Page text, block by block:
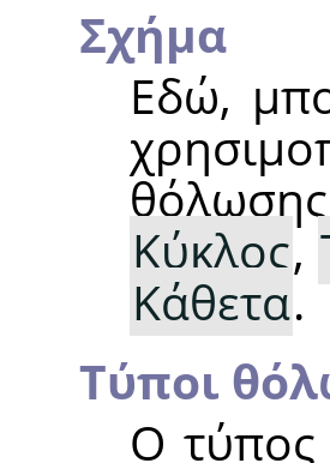
Σχήμα
Εδώ,
Κύκλος,
Κάθετα.
Τύποι
Ο τύπος